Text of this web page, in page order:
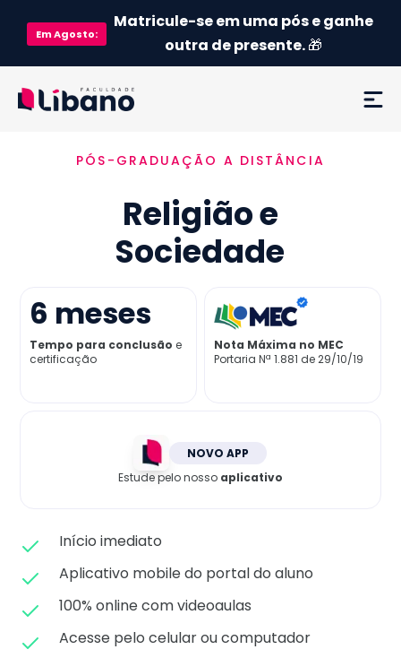
EmAgosto:
Matricule-se em uma pós e ganhe
outra de presente.🎁
Ementa
Como funciona
Credenciamento MEC
Preço
Já sou aluno
PÓS-GRADUAÇÃO A DISTÂNCIA
Religião e
Sociedade
6 meses
Tempo para conclusão e
certificação
Nota Máxima no MEC
Portaria Nª 1.881 de 29/10/19
NOVO APP
Estude pelo nosso aplicativo
Início imediato
Aplicativo mobile do portal do aluno
100% online com videoaulas
Acesse pelo celular ou computador